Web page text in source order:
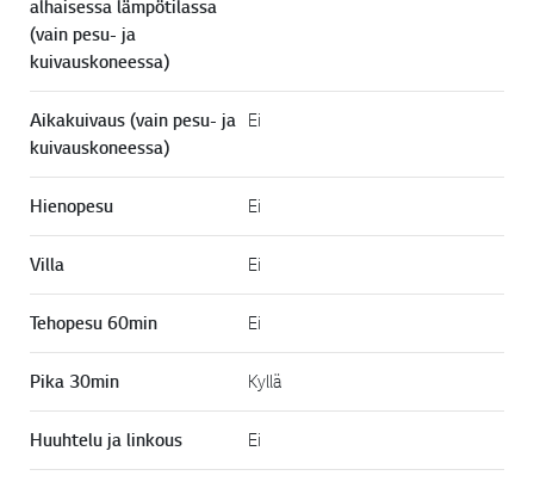
alhaisessa lämpötilassa
(vain pesu- ja
kuivauskoneessa)
Aikakuivaus (vain pesu- ja
kuivauskoneessa)
Ei
Hienopesu Ei
Villa Ei
Tehopesu 60min Ei
Pika 30min Kyllä
Huuhtelu ja linkous Ei